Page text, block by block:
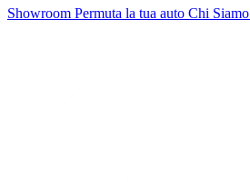
Showroom Permuta la tua auto Chi Siamo